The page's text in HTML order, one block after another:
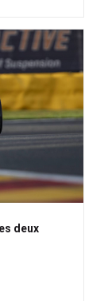
deux